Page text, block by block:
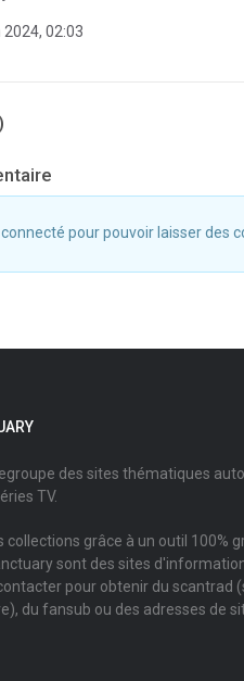
2024, 02:03
connecté pour pouvoir laisser des
des sites thématiques
TV.
collections grâce à un outil 100%
sont des sites
pour obtenir du scantrad
du fansub ou des adresses de